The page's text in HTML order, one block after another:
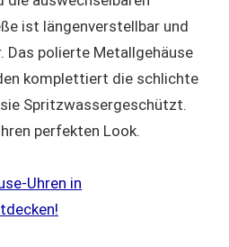
ist längenverstellbar und
Das polierte Metallgehäuse
komplettiert die schlichte
Spritzwassergeschützt.
perfekten Look.
Uhren in